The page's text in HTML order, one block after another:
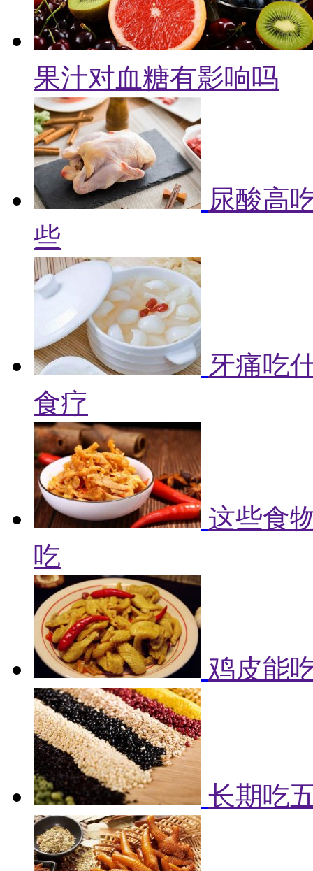
果汁对血糖有影响吗
尿酸高
些
牙痛吃
食疗
这些食
吃
鸡皮能
长期吃